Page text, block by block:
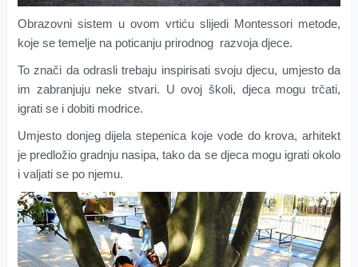
Obrazovni sistem u ovom vrtiću slijedi Montessori metode,
koje se temelje na poticanju prirodnog razvoja djece.
To znači da odrasli trebaju inspirisati svoju djecu, umjesto da
im zabranjuju neke stvari. U ovoj školi, djeca mogu trčati,
igrati se i dobiti modrice.
Umjesto donjeg dijela stepenica koje vode do krova, arhitekt
je predložio gradnju nasipa, tako da se djeca mogu igrati okolo
i valjati se po njemu.